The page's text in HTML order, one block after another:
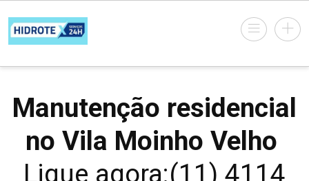
Manutenção residencial
no Vila Moinho Velho
Ligue agora:(11) 4114